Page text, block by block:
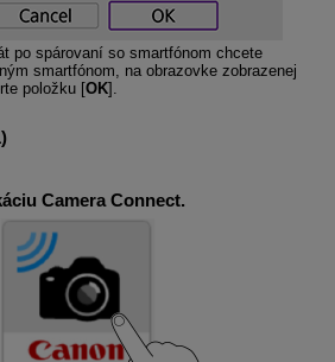
po spárovaní so smartfónom chcete
smartfónom, na obrazovke zobrazenej
položku [OK].
Camera Connect.